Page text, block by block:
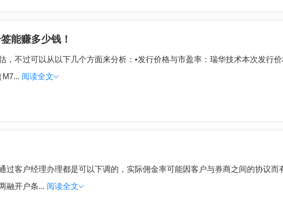
能赚多少钱！
，不过可以从以下几个方面来分析：•发行价格与市盈率：瑞华技术本次发行
阅读全文
过客户经理办理都是可以下调的，实际佣金率可能因客户与券商之间的协议
融开户条... 阅读全文